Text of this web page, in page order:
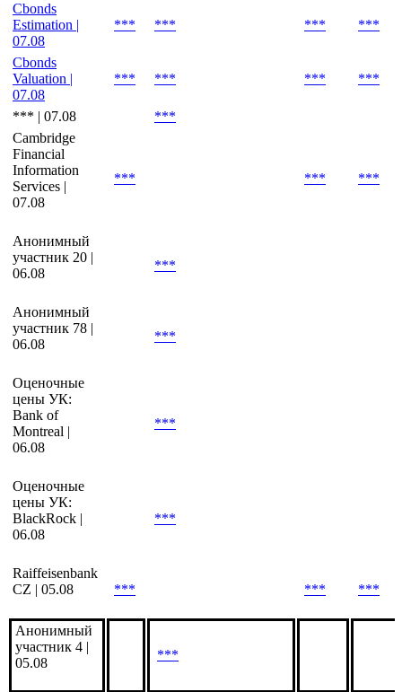
Cbonds
Estimation |
07.08
*** *** *** ***
Cbonds
Valuation |
07.08
*** *** *** ***
*** | 07.08
***
Cambridge
Financial
Information
Services |
07.08
*** *** ***
Анонимный
участник 20 |
06.08
***
Анонимный
участник 78 |
06.08
***
Оценочные
цены УК:
Bank of
Montreal |
06.08
***
Оценочные
цены УК:
BlackRock |
06.08
***
Raiffeisenbank
CZ | 05.08
*** *** ***
Анонимный
участник 4 |
05.08
***